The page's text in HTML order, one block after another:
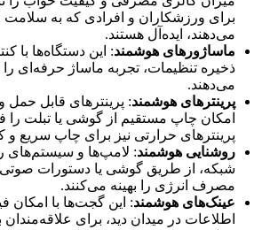
برای ورزشکاران و افرادی که به
می‌دهند، ایده‌آل هستند.
ماساژورهای هوشمند: این دستگاه‌ها با
ذخیره تنظیمات، تجربه ماساژ حرفه‌ای را
می‌دهند.
پرینترهای هوشمند: پرینترهای قابل
امکان چاپ مستقیم از گوشی یا تبلت را
پرینترهای حرارتی نیز برای چاپ سریع و
روشنایی هوشمند: لامپ‌ها و سیستم‌های
شبکه، از طریق گوشی یا دستورات
مصرف انرژی را بهینه می‌کنند.
عینک‌های هوشمند: این گجت‌ها با امکان
اطلاعات در میدان دید، برای